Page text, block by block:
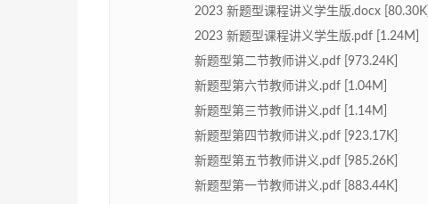
2023 新题型课程讲义学生版.docx [80.30K]
2023 新题型课程讲义学生版.pdf [1.24M]
新题型第二节教师讲义.pdf [973.24K]
新题型第六节教师讲义.pdf [1.04M]
新题型第三节教师讲义.pdf [1.14M]
新题型第四节教师讲义.pdf [923.17K]
新题型第五节教师讲义.pdf [985.26K]
新题型第一节教师讲义.pdf [883.44K]